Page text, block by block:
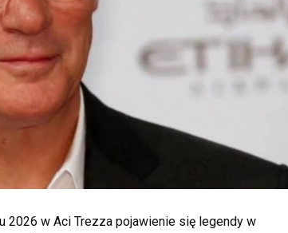
2026 w Aci Trezza pojawienie się legendy w